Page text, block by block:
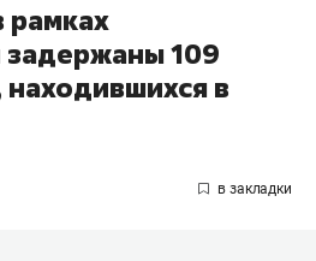
рамках
109
находившихся в